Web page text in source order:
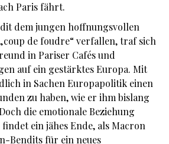
Paris fährt.
dem jungen hoffnungsvollen
de foudre“ verfallen, traf sich
in Pariser Cafés und
auf ein gestärktes Europa. Mit
in Sachen Europapolitik einen
zu haben, wie er ihm bislang
die emotionale Beziehung
ein jähes Ende, als Macron
Bendits für ein neues